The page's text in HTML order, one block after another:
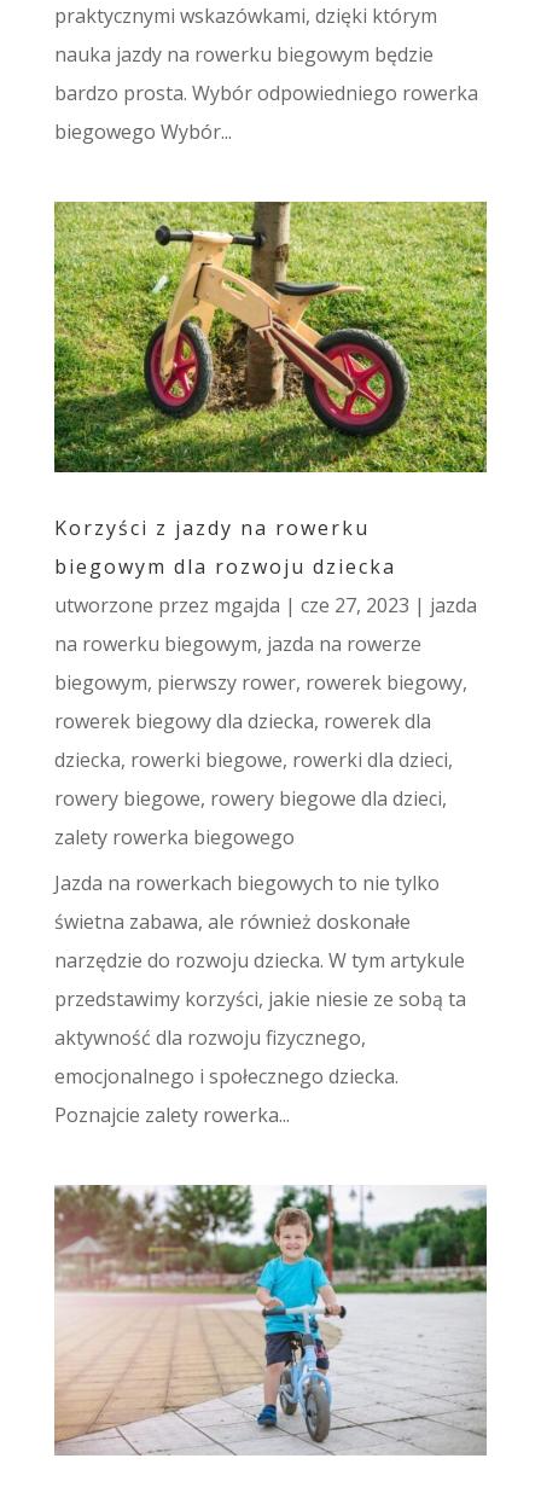
praktycznymi wskazówkami, dzięki którym
nauka jazdy na rowerku biegowym będzie
bardzo prosta. Wybór odpowiedniego rowerka
biegowego Wybór...
Korzyści z jazdy na rowerku
biegowym dla rozwoju dziecka
utworzone przez mgajda | cze 27, 2023 | jazda
na rowerku biegowym, jazda na rowerze
biegowym, pierwszy rower, rowerek biegowy,
rowerek biegowy dla dziecka, rowerek dla
dziecka, rowerki biegowe, rowerki dla dzieci,
rowery biegowe, rowery biegowe dla dzieci,
zalety rowerka biegowego
Jazda na rowerkach biegowych to nie tylko
świetna zabawa, ale również doskonałe
narzędzie do rozwoju dziecka. W tym artykule
przedstawimy korzyści, jakie niesie ze sobą ta
aktywność dla rozwoju fizycznego,
emocjonalnego i społecznego dziecka.
Poznajcie zalety rowerka...